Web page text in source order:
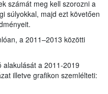
számát meg kell szorozni a
súlyokkal, majd ezt követően
a 2011–2013 közötti
alakulását a 2011-2019
illetve grafikon szemlélteti: